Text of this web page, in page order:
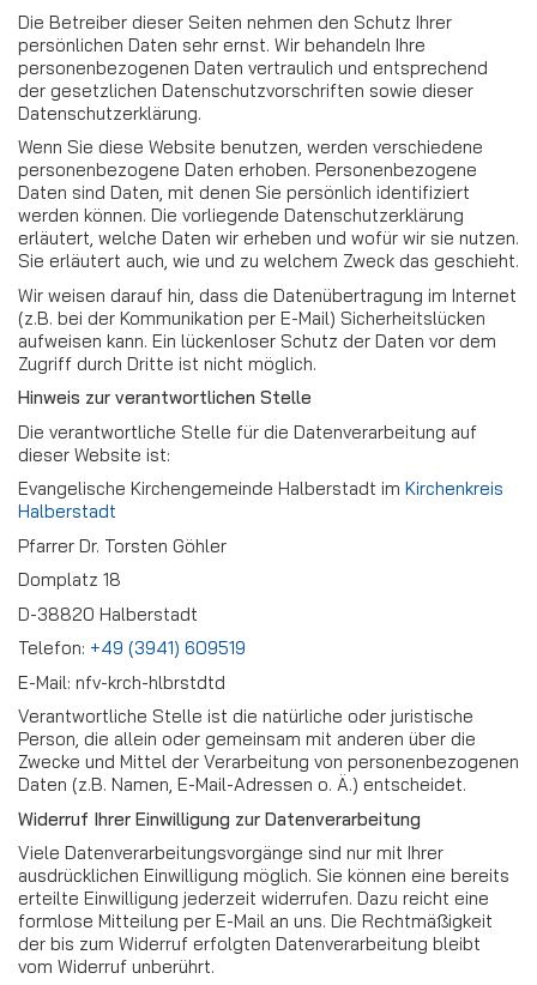
Die Betreiber dieser Seiten nehmen den Schutz Ihrer
persönlichen Daten sehr ernst. Wir behandeln Ihre
personenbezogenen Daten vertraulich und entsprechend
der gesetzlichen Datenschutzvorschriften sowie dieser
Datenschutzerklärung.
Wenn Sie diese Website benutzen, werden verschiedene
personenbezogene Daten erhoben. Personenbezogene
Daten sind Daten, mit denen Sie persönlich identifiziert
werden können. Die vorliegende Datenschutzerklärung
erläutert, welche Daten wir erheben und wofür wir sie nutzen.
Sie erläutert auch, wie und zu welchem Zweck das geschieht.
Wir weisen darauf hin, dass die Datenübertragung im Internet
(z.B. bei der Kommunikation per E-Mail) Sicherheitslücken
aufweisen kann. Ein lückenloser Schutz der Daten vor dem
Zugriff durch Dritte ist nicht möglich.
Hinweis zur verantwortlichen Stelle
Die verantwortliche Stelle für die Datenverarbeitung auf
dieser Website ist:
Evangelische Kirchengemeinde Halberstadt im Kirchenkreis
Halberstadt
Pfarrer Dr. Torsten Göhler
Domplatz 18
D-38820 Halberstadt
Telefon: +49 (3941) 609519
E-Mail: nfv-krch-hlbrstdtd
Verantwortliche Stelle ist die natürliche oder juristische
Person, die allein oder gemeinsam mit anderen über die
Zwecke und Mittel der Verarbeitung von personenbezogenen
Daten (z.B. Namen, E-Mail-Adressen o. Ä.) entscheidet.
Widerruf Ihrer Einwilligung zur Datenverarbeitung
Viele Datenverarbeitungsvorgänge sind nur mit Ihrer
ausdrücklichen Einwilligung möglich. Sie können eine bereits
erteilte Einwilligung jederzeit widerrufen. Dazu reicht eine
formlose Mitteilung per E-Mail an uns. Die Rechtmäßigkeit
der bis zum Widerruf erfolgten Datenverarbeitung bleibt
vom Widerruf unberührt.